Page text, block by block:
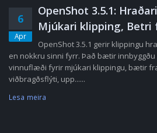
6
Apr
OpenShot 3.5.1:
Mjúkari klipping, Betri
OpenShot 3.5.1 gerir klippingu
en nokkru sinni fyrr. Það bætir innbyggðu
vinnuflæði fyrir mjúkari klippingu, bætir
viðbragðsflýti, upp......
Lesa meira